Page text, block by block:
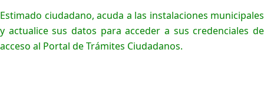
Estimado ciudadano, acuda a las instalaciones municipales
y actualice sus datos para acceder a sus credenciales de
acceso al Portal de Trámites Ciudadanos.